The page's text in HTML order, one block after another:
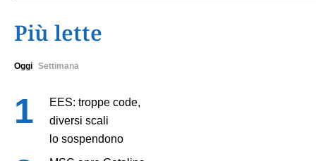
Più lette
Oggi Settimana
EES: troppe code,
diversi scali
lo sospendono